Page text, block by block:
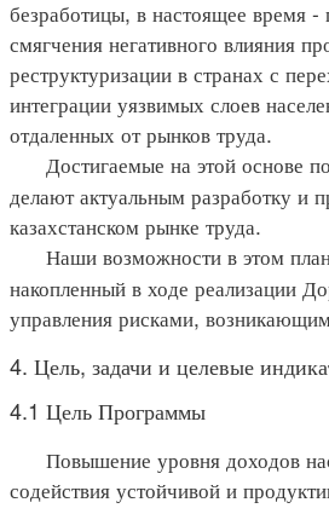
безработицы, в настоящее время
смягчения негативного влияния
реструктуризации в странах с
интеграции уязвимых слоев
отдаленных от рынков труда.
Достигаемые на этой основе
делают актуальным разработку и
казахстанском рынке труда.
Наши возможности в этом
накопленный в ходе реализации
управления рисками,
4. Цель, задачи и целевые
4.1 Цель Программы
Повышение уровня доходов
содействия устойчивой и